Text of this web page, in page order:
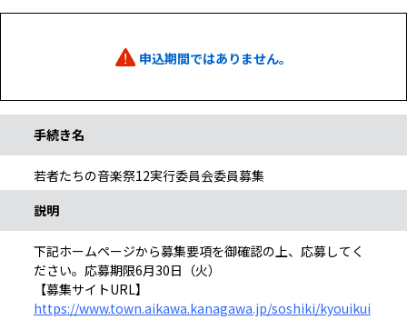
申込期間ではありません。
手続き名
若者たちの音楽祭12実行委員会委員募集
説明
下記ホームページから募集要項を御確認の上、応募してく
ださい。応募期限6月30日（火）
【募集サイトURL】
https://www.town.aikawa.kanagawa.jp/soshiki/kyouikui